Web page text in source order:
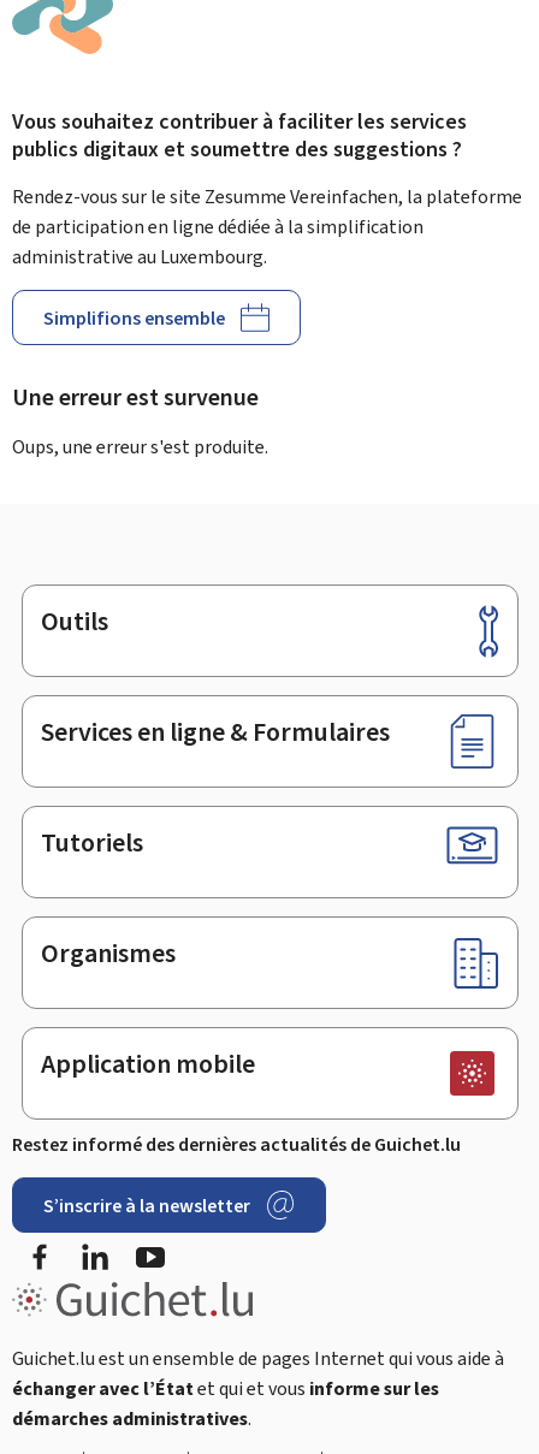
Vous souhaitez contribuer à faciliter les services
publics digitaux et soumettre des suggestions ?
Rendez-vous sur le site Zesumme Vereinfachen, la plateforme
de participation en ligne dédiée à la simplification
administrative au Luxembourg.
Simplifions ensemble
Une erreur est survenue
Oups, une erreur s'est produite.
Pied
de
page
Outils
Services en ligne & Formulaires
Tutoriels
Organismes
Application mobile
Restez informé des dernières actualités de Guichet.lu
S’inscrire à la newsletter
FacebookLinkedIn
Guichet.lu est un ensemble de pages Internet qui vous aide à
échanger avec l’Étatet qui et vous informe sur les
démarches administratives.